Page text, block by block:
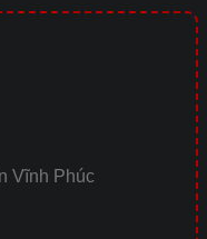
Vĩnh Phúc